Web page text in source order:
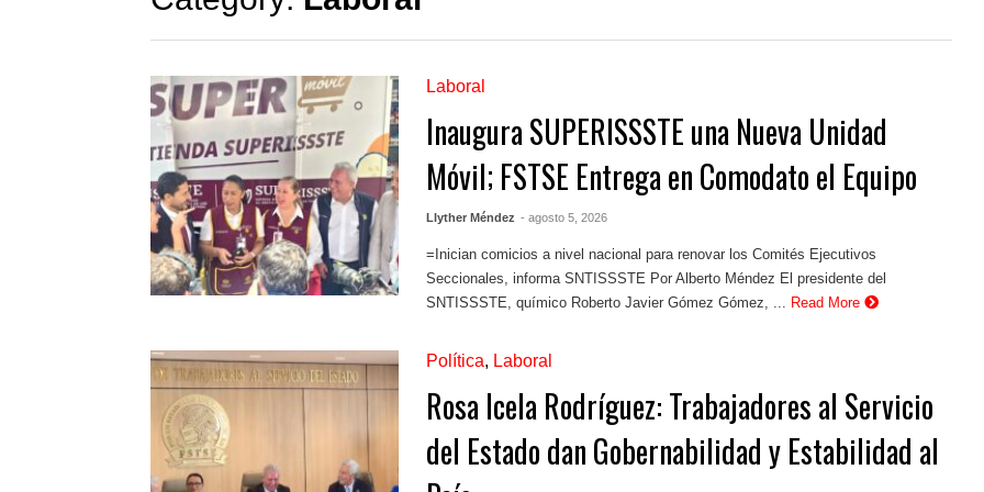
Laboral
Inaugura SUPERISSSTE una Nueva Unidad
Móvil; FSTSE Entrega en Comodato el Equipo
Llyther Méndez - agosto 5, 2026
=Inician comicios a nivel nacional para renovar los Comités Ejecutivos
Seccionales, informa SNTISSSTE Por Alberto Méndez El presidente del
SNTISSSTE, químico Roberto Javier Gómez Gómez, ...
Read More
Política, Laboral
Rosa Icela Rodríguez: Trabajadores al Servicio
del Estado dan Gobernabilidad y Estabilidad al